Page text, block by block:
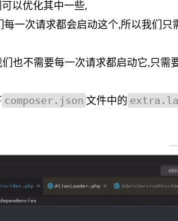
以优化其中一些,
每一次请求都会启动这个,所以我们只
也不需要每一次请求都启动它,只需
composer.json 文件中的